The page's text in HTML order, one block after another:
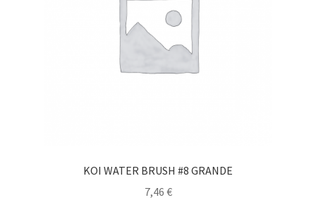
KOI WATER BRUSH #8 GRANDE
7,46 €